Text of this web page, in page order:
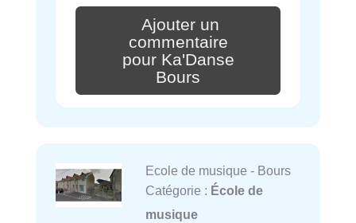
Ajouter un
commentaire
pour Ka'Danse
Bours
Ecole de musique - Bours
Catégorie : École de
musique